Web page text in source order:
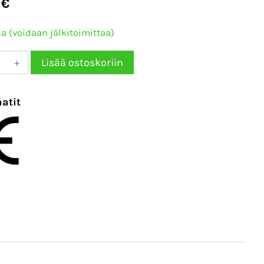
€
(voidaan jälkitoimittaa)
Lisää ostoskoriin